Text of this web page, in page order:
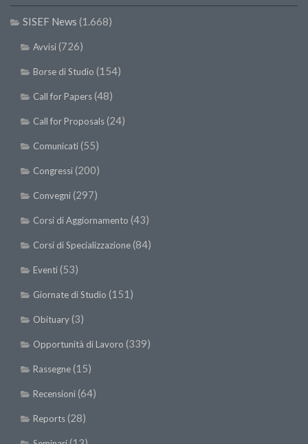
SISEF Notebook (Rassegna Stampa)
SISEF Eventi
SISEF@Facebook
@SISEF Tweets
@ForestTweeting
SISEF Publishing
Redazione SISEF.ORG
SISEF News (1.668)
Avvisi(726)
Borse di Studio (154)
Call for Papers(48)
Call for Proposals(24)
Comunicati(55)
Congressi(200)
Convegni(297)
Corsi di Aggiornamento (43)
Corsi di Specializzazione(84)
Eventi(53)
Giornate di Studio (151)
Obituary(3)
Opportunità di Lavoro (339)
Rassegne(15)
Recensioni(64)
Reports(28)